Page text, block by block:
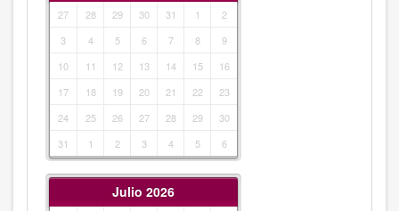
27 28 29 30 31 1
2
3
4 5 6 7 8
9
10
11 12 13 14 15
16
17
18 19 20 21 22
23
24
25 26 27 28 29
30
31
1 2 3 4 5 6
Julio 2026